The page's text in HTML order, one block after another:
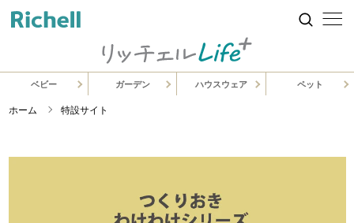
ベビー ガーデン ハウスウェア ペット
ホーム 特設サイト